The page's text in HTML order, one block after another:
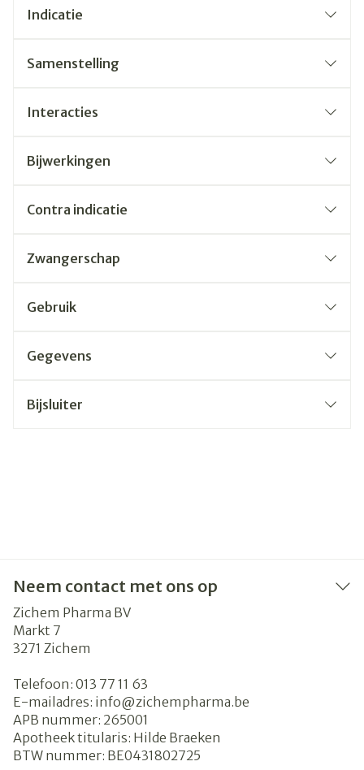
Indicatie
Samenstelling
Interacties
Bijwerkingen
Contra indicatie
Zwangerschap
Gebruik
Gegevens
Bijsluiter
Neem contact met ons op
Zichem Pharma BV
Markt 7
3271 Zichem
Telefoon: 013 77 11 63
E-mailadres: info@zichempharma.be
APB nummer: 265001
Apotheek titularis: Hilde Braeken
BTW nummer: BE0431802725